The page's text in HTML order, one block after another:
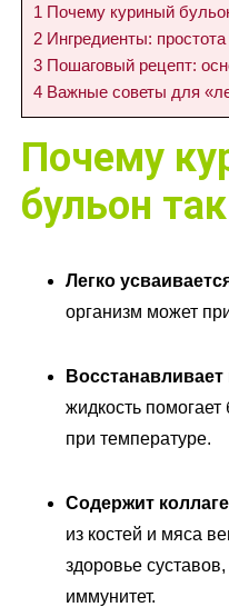
1 Почему куриный
2 Ингредиенты:
3 Пошаговый рецепт:
4 Важные советы для
Почему
бульон
Легко
организм может
жидкость
при температуре.
Содержит
из костей и мяса
здоровье
иммунитет.